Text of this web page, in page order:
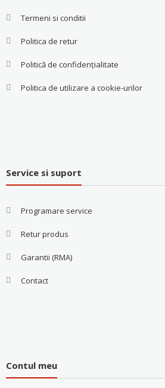
Termeni si conditii
Politica de retur
Politică de confidențialitate
Politica de utilizare a cookie-urilor
Service si suport
Programare service
Retur produs
Garantii (RMA)
Contact
Contul meu